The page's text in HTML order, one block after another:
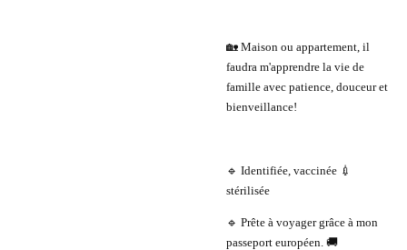
🏡 Maison ou appartement, il
faudra m'apprendre la vie de
famille avec patience, douceur et
bienveillance!
🔹 Identifiée, vaccinée 💉
stérilisée
🔹 Prête à voyager grâce à mon
passeport européen. 🚚